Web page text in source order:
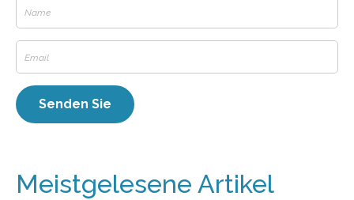
Meistgelesene Artikel